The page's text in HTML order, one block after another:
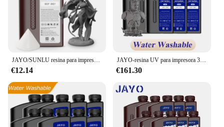
€12.14
JAYO-resina UV para impresora 3D, resina de fotopolímero rápido estándar, 405nm, 10kg, ABS, LCD, DLP, SLA
€161.30